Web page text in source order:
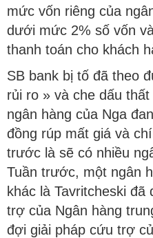
mức vốn riêng của
dưới mức 2% số vốn
thanh toán cho khách
SB bank bị tố đã theo
rủi ro » và che dấu
ngân hàng của Nga
đồng rúp mất giá và
trước là sẽ có nhiều
Tuần trước, một ngân
khác là Tavritcheski
trợ của Ngân hàng
đợi giải pháp cứu trợ